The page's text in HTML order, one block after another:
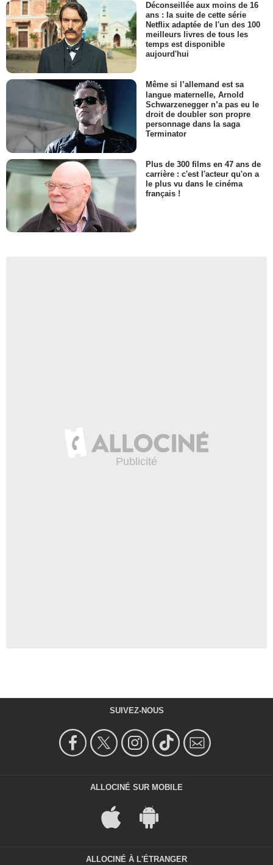
Déconseillée aux moins de 16
ans : la suite de cette série
Netflix adaptée de l'un des 100
meilleurs livres de tous les
temps est disponible
aujourd'hui
Même si l’allemand est sa
langue maternelle, Arnold
Schwarzenegger n’a pas eu le
droit de doubler son propre
personnage dans la saga
Terminator
Plus de 300 films en 47 ans de
carrière : c'est l'acteur qu'on a
le plus vu dans le cinéma
français !
SUIVEZ-NOUS
ALLOCINÉ SUR MOBILE
ALLOCINÉ À L'ÉTRANGER